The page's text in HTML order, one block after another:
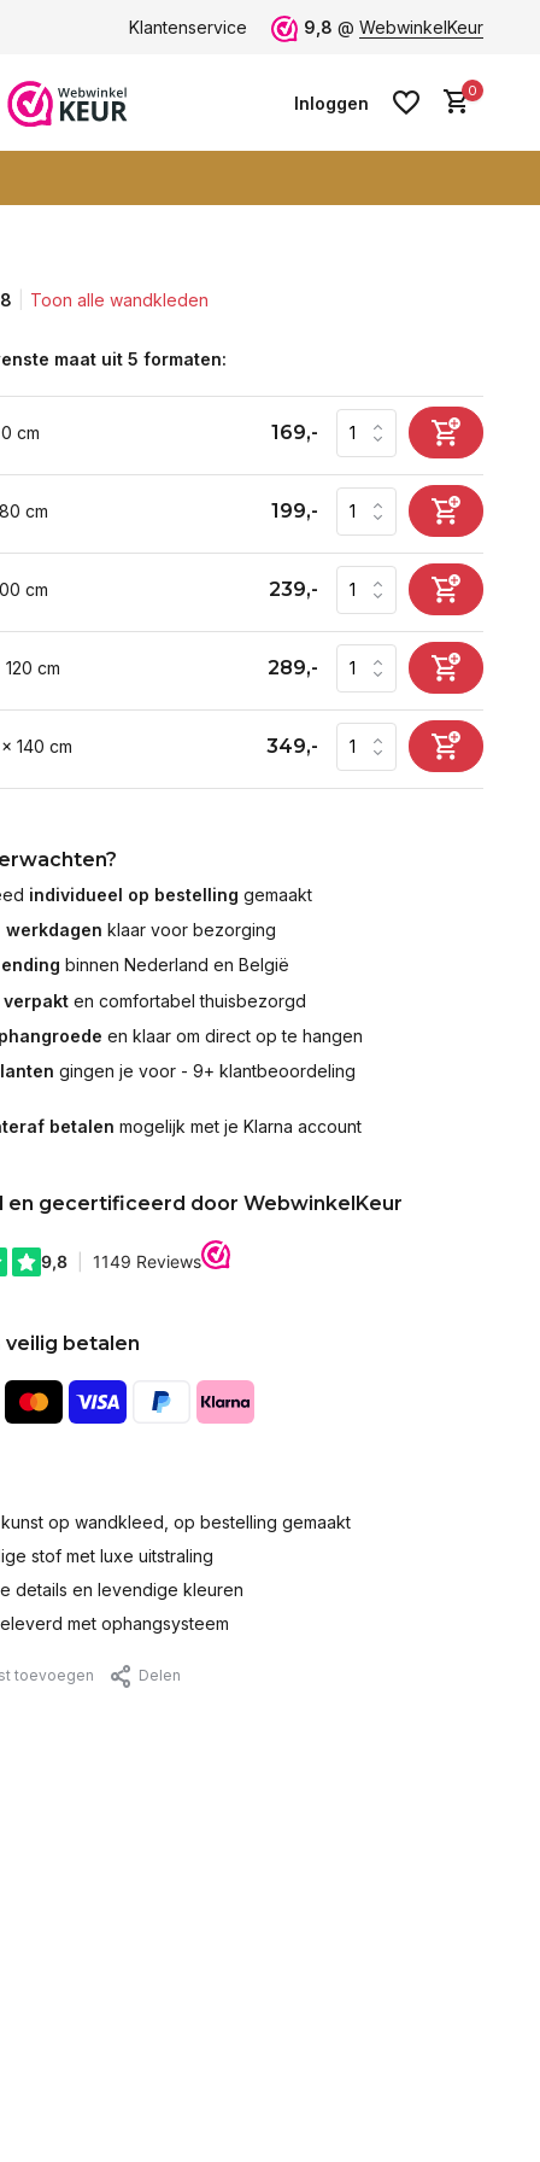
Klantenservice 9,8 @ WebwinkelKeur
Inloggen
0
Toon alle wandkleden
maat uit 5 formaten:
cm 169,-
cm 199,-
cm 239,-
cm 289,-
140 cm 349,-
individueel op bestelling gemaakt
werkdagen klaar voor bezorging
binnen Nederland en België
en comfortabel thuisbezorgd
en klaar om direct op te hangen
gingen je voor - 9+ klantbeoordeling
betalen mogelijk met je Klarna account
en gecertificeerd door WebwinkelKeur
veilig betalen
op wandkleed, op bestelling gemaakt
stof met luxe uitstraling
details en levendige kleuren
met ophangsysteem
toevoegen Delen